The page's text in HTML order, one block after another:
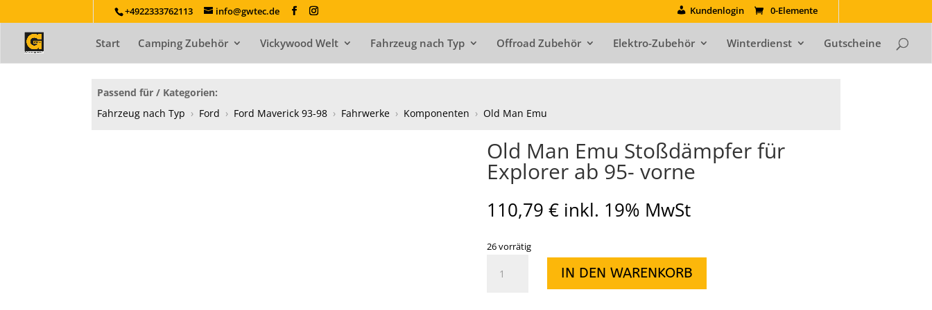
+4922333762113 info@gwtec.de Kundenlogin 0-Elemente
Start Camping Zubehör Vickywood Welt Fahrzeug nach Typ Offroad Zubehör Elektro-Zubehör Winterdienst Gutscheine
Passend für / Kategorien:
Fahrzeug nach Typ › Ford › Ford Maverick 93-98 › Fahrwerke › Komponenten › Old Man Emu
Old Man Emu Stoßdämpfer für
Explorer ab 95- vorne
110,79 € inkl. 19% MwSt
26 vorrätig
Man
IN DEN WARENKORB